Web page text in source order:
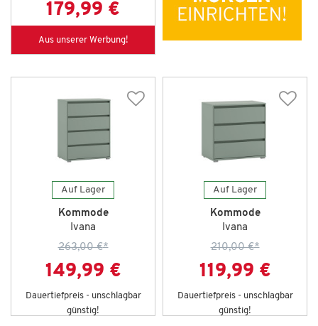
179,99 €
Aus unserer Werbung!
Auf Lager
Kommode
Ivana
263,00 €*
149,99 €
Dauertiefpreis - unschlagbar
günstig!
Auf Lager
Kommode
Ivana
210,00 €*
119,99 €
Dauertiefpreis - unschlagbar
günstig!